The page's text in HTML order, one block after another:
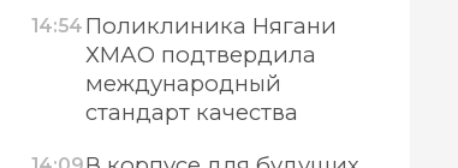
14:54 Поликлиника Нягани
ХМАО подтвердила
международный
стандарт качества